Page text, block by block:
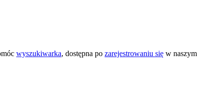
wyszukiwarka, dostępna po zarejestrowaniu się w naszym